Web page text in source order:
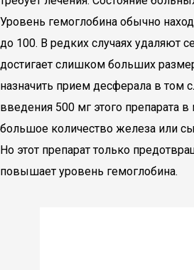
Уровень гемоглобина обычно
до 100. В редких случаях удаляют
достигает слишком больших
назначить прием десферала в том
введения 500 мг этого препарата
большое количество железа или
Но этот препарат только
повышает уровень гемоглобина.